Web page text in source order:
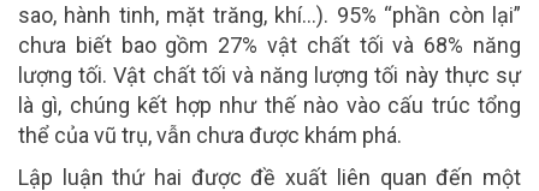
sao, hành tinh, mặt trăng, khí…). 95% “phần còn lại”
chưa biết bao gồm 27% vật chất tối và 68% năng
lượng tối. Vật chất tối và năng lượng tối này thực sự
là gì, chúng kết hợp như thế nào vào cấu trúc tổng
thể của vũ trụ, vẫn chưa được khám phá.
Lập luận thứ hai được đề xuất liên quan đến một